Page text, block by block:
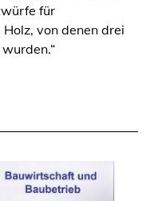
für
von denen drei